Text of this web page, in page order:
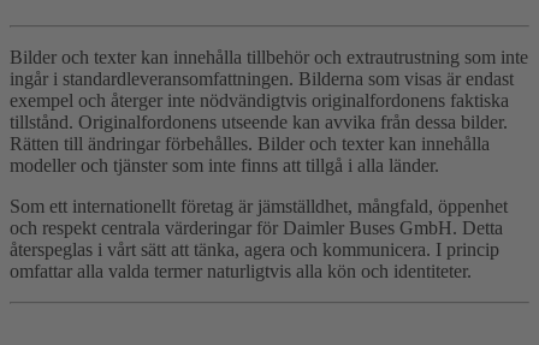
Bilder och texter kan innehålla tillbehör och extrautrustning som inte
ingår i standardleveransomfattningen. Bilderna som visas är endast
exempel och återger inte nödvändigtvis originalfordonens faktiska
tillstånd. Originalfordonens utseende kan avvika från dessa bilder.
Rätten till ändringar förbehålles. Bilder och texter kan innehålla
modeller och tjänster som inte finns att tillgå i alla länder.
Som ett internationellt företag är jämställdhet, mångfald, öppenhet
och respekt centrala värderingar för Daimler Buses GmbH. Detta
återspeglas i vårt sätt att tänka, agera och kommunicera. I princip
omfattar alla valda termer naturligtvis alla kön och identiteter.